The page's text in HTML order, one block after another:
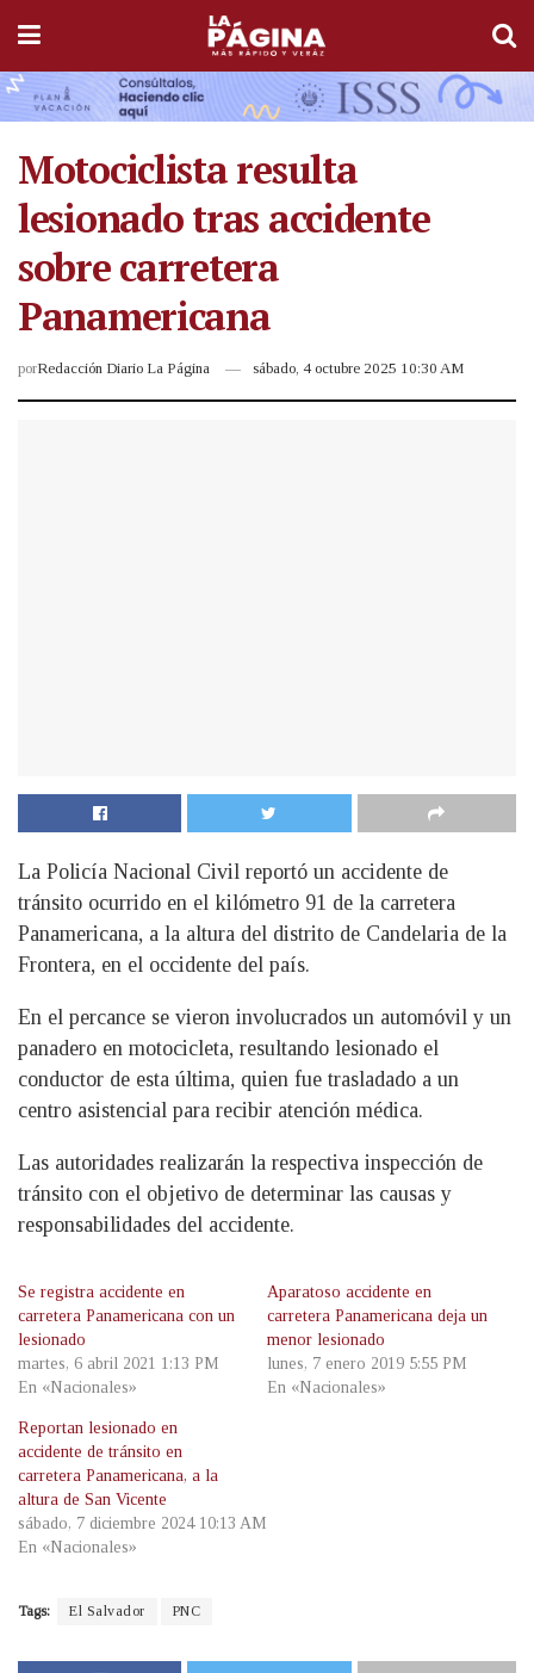
Motociclista resulta
lesionado tras accidente
sobre carretera
Panamericana
porRedacción Diario La Página sábado, 4 octubre 2025 10:30 AM
La Policía Nacional Civil reportó un accidente de
tránsito ocurrido en el kilómetro 91 de la carretera
Panamericana, a la altura del distrito de Candelaria de la
Frontera, en el occidente del país.
En el percance se vieron involucrados un automóvil y un
panadero en motocicleta, resultando lesionado el
conductor de esta última, quien fue trasladado a un
centro asistencial para recibir atención médica.
Las autoridades realizarán la respectiva inspección de
tránsito con el objetivo de determinar las causas y
responsabilidades del accidente.
Se registra accidente en
carretera Panamericana con un
lesionado
martes, 6 abril 2021 1:13 PM
En «Nacionales»
Aparatoso accidente en
carretera Panamericana deja un
menor lesionado
lunes, 7 enero 2019 5:55 PM
En «Nacionales»
Reportan lesionado en
accidente de tránsito en
carretera Panamericana, a la
altura de San Vicente
sábado, 7 diciembre 2024 10:13 AM
En «Nacionales»
Tags: El Salvador PNC